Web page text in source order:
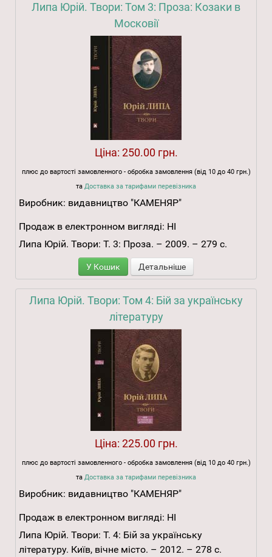
Липа Юрій. Твори: Том 3: Проза: Козаки в
Московії
Ціна: 250.00 грн.
плюс до вартості замовленного - обробка замовлення (від 10 до 40 грн.)
та Доставка за тарифами перевізника
Виробник: видавництво "КАМЕНЯР"
Продаж в електронном вигляді: НІ
Липа Юрій. Твори: Т. 3: Проза. – 2009. – 279 с.
У Кошик Детальніше
Липа Юрій. Твори: Том 4: Бій за українську
літературу
Ціна: 225.00 грн.
плюс до вартості замовленного - обробка замовлення (від 10 до 40 грн.)
та Доставка за тарифами перевізника
Виробник: видавництво "КАМЕНЯР"
Продаж в електронном вигляді: НІ
Липа Юрій. Твори: Т. 4: Бій за українську
літературу. Київ, вічне місто. – 2012. – 278 с.